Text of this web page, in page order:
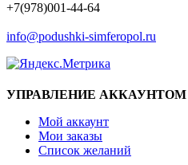
+7(978)001-44-64
info@podushki-simferopol.ru
УПРАВЛЕНИЕ АККАУНТОМ
Мой аккаунт
Мои заказы
Список желаний